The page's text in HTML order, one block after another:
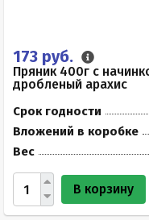
173 руб.
Пряник 400г с
дробленый арахис
Срок годности
Вложений в коробке
Вес
В корзину